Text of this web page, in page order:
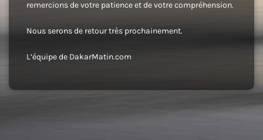
remercions de votre patience et de votre compréhension.
Nous serons de retour très prochainement.
L’équipe de DakarMatin.com